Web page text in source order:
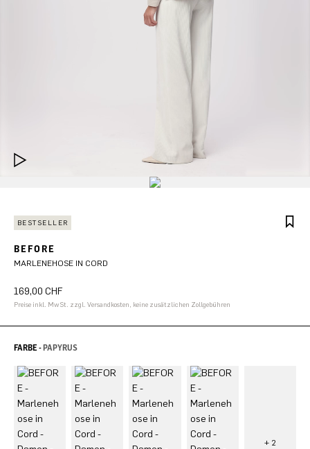
BESTSELLER
BEFORE
MARLENEHOSE IN CORD
169,00 CHF
Preise inkl. MwSt. zzgl. Versandkosten, keine zusätzlichen Zollgebühren
FARBE -PAPYRUS